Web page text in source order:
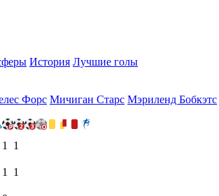
История Лучшие голы
Форс Мичиган Старс Мэриленд Бобкэтс
1
1
1
1